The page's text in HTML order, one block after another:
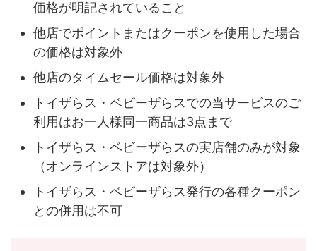
価格が明記されていること
他店でポイントまたはクーポンを使用した場合
の価格は対象外
他店のタイムセール価格は対象外
トイザらス・ベビーザらスでの当サービスのご
利用はお一人様同一商品は3点まで
トイザらス・ベビーザらスの実店舗のみが対象
（オンラインストアは対象外）
トイザらス・ベビーザらス発行の各種クーポン
との併用は不可